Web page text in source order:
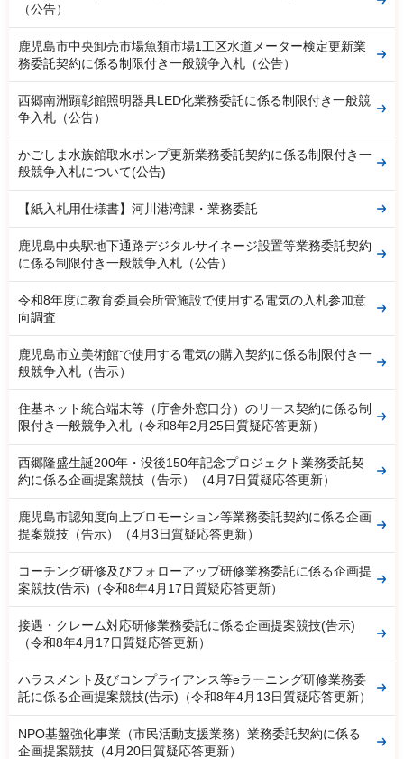
（公告）
鹿児島市中央卸売市場魚類市場1工区水道メーター検定更新業
務委託契約に係る制限付き一般競争入札（公告）
西郷南洲顕彰館照明器具LED化業務委託に係る制限付き一般競
争入札（公告）
かごしま水族館取水ポンプ更新業務委託契約に係る制限付き一
般競争入札について(公告)
【紙入札用仕様書】河川港湾課・業務委託
鹿児島中央駅地下通路デジタルサイネージ設置等業務委託契約
に係る制限付き一般競争入札（公告）
令和8年度に教育委員会所管施設で使用する電気の入札参加意
向調査
鹿児島市立美術館で使用する電気の購入契約に係る制限付き一
般競争入札（告示）
住基ネット統合端末等（庁舎外窓口分）のリース契約に係る制
限付き一般競争入札（令和8年2月25日質疑応答更新）
西郷隆盛生誕200年・没後150年記念プロジェクト業務委託契
約に係る企画提案競技（告示）（4月7日質疑応答更新）
鹿児島市認知度向上プロモーション等業務委託契約に係る企画
提案競技（告示）（4月3日質疑応答更新）
コーチング研修及びフォローアップ研修業務委託に係る企画提
案競技(告示)（令和8年4月17日質疑応答更新）
接遇・クレーム対応研修業務委託に係る企画提案競技(告示)
（令和8年4月17日質疑応答更新）
ハラスメント及びコンプライアンス等eラーニング研修業務委
託に係る企画提案競技(告示)（令和8年4月13日質疑応答更新）
NPO基盤強化事業（市民活動支援業務）業務委託契約に係る
企画提案競技（4月20日質疑応答更新）